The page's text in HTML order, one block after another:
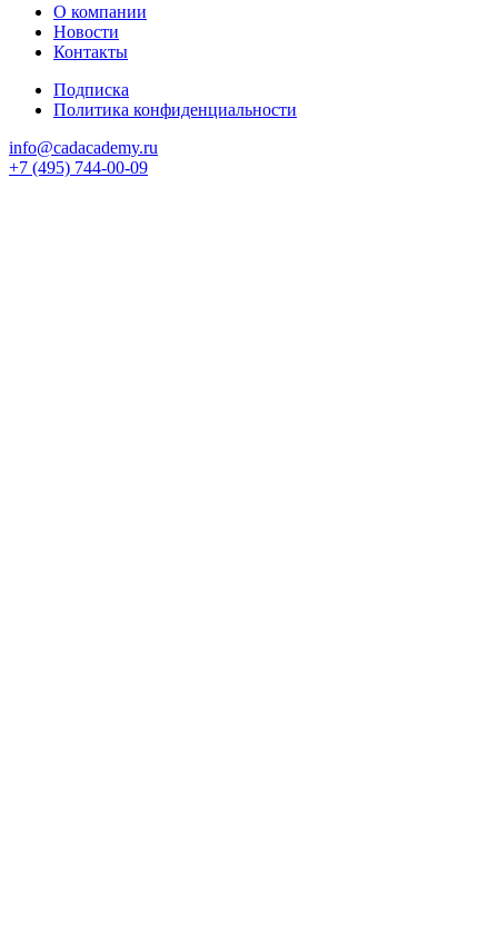
О компании
Новости
Контакты
Подписка
Политика конфиденциальности
info@cadacademy.ru
+7 (495) 744-00-09